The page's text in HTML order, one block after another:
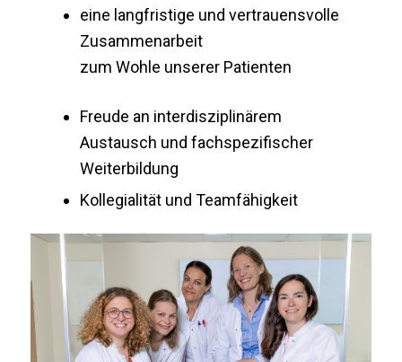
eine langfristige und vertrauensvolle
Zusammenarbeit
zum Wohle unserer Patienten
Freude an interdisziplinärem
Austausch und fachspezifischer
Weiterbildung
Kollegialität und Teamfähigkeit